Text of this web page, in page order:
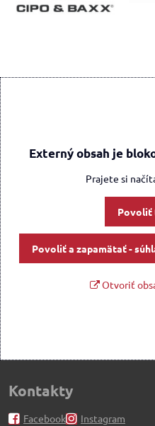
Externý obsah je
Prajete si
Povoliť a zapamätať -
Otvoriť
Kontakty
Facebook Instagram